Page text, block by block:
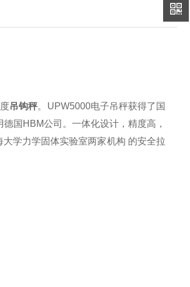
吊钩秤。UPW5000电子吊秤获得了国
国HBM公司。一体化设计，精度高，
学力学固体实验室两家机构 的安全拉